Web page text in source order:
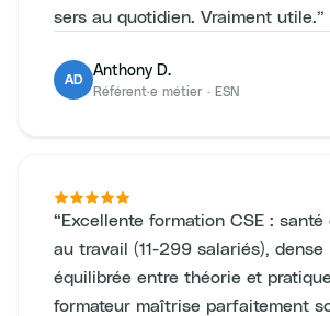
sers au quotidien. Vraiment utile.”
AD
Anthony D.
Référent·e métier · ESN
“Excellente formation CSE :
au travail (11-299 salariés), dense
équilibrée entre théorie et
formateur maîtrise parfaitement